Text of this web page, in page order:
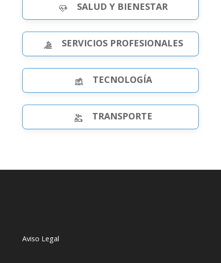
SALUD Y BIENESTAR
SERVICIOS PROFESIONALES
TECNOLOGÍA
TRANSPORTE
Aviso Legal